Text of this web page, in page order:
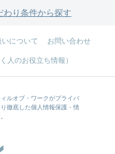
わり条件から探す
について お問い合わせ
人のお役立ち情報）
ルオブ・ワークがプライバ
徹底した個人情報保護・情